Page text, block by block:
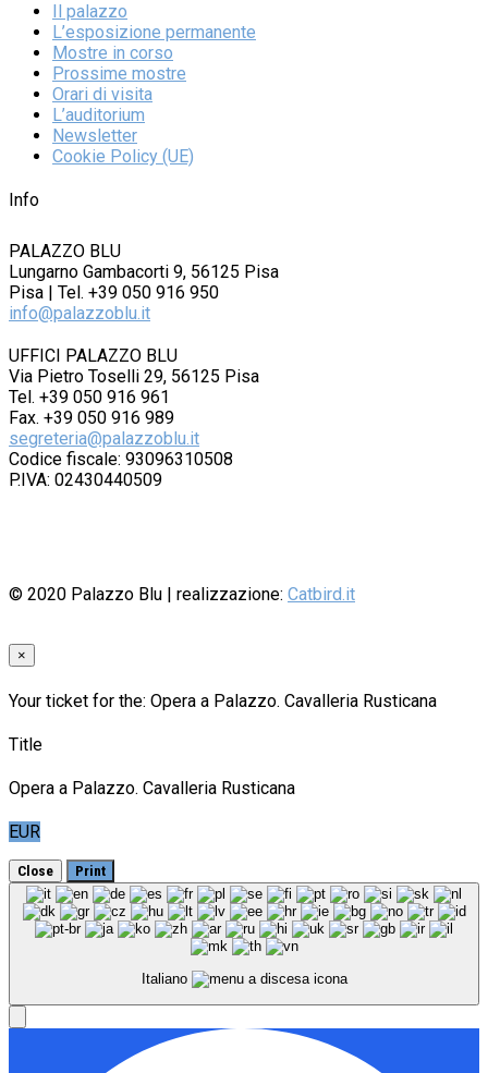
Il palazzo
L’esposizione permanente
Mostre in corso
Prossime mostre
Orari di visita
L’auditorium
Newsletter
Cookie Policy (UE)
Info
PALAZZO BLU
Lungarno Gambacorti 9, 56125 Pisa
Pisa | Tel. +39 050 916 950
info@palazzoblu.it
UFFICI PALAZZO BLU
Via Pietro Toselli 29, 56125 Pisa
Tel. +39 050 916 961
Fax. +39 050 916 989
segreteria@palazzoblu.it
Codice fiscale: 93096310508
P.IVA: 02430440509
© 2020 Palazzo Blu | realizzazione: Catbird.it
×
Your ticket for the: Opera a Palazzo. Cavalleria Rusticana
Title
Opera a Palazzo. Cavalleria Rusticana
EUR
Close Print
Italiano